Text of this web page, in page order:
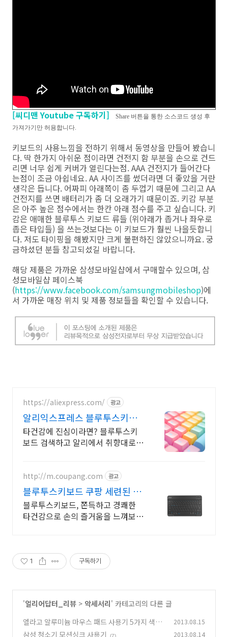
[씨디맨 Youtube 구독하기]
Share 버튼을 통한 소스코드 생성 후
가져가기만 허용합니다.
키보드의 사용느낌을 전하기 위해서 동영상을 만들어 봤습니
다. 딱 한가지 아쉬운 점이라면 건전지 함 부분을 손으로 건드
리면 너무 쉽게 커버가 열린다는점. AAA 건전지가 들어간다
는점이 조금 아쉽네요. AA 사이즈를 썼더라면 더 좋았을 거란
생각은 듭니다. 어짜피 아래쪽이 좀 두껍기 때문에 그리고 AA
건전지를 쓰면 배터리가 좀 더 오래가기 때문이죠. 키감 부분
은 아주 높은 점수에서는 한칸 아래 점수를 주고 싶습니다. 키
감은 애매한 블루투스 키보드 류들 (위아래가 좁거나 좌우로
좁은 타입들) 을 쓰는것보다는 이 키보드가 훨씬 나을듯합니
다. 저도 타이핑을 해봤지만 크게 불편하진 않았으니까요. 궁
금하셨던 분들 참고되셨길 바랍니다.
해당 제품은 가까운 삼성모바일샵에서 구매할수 있으며, 삼
성모바일샵 페이스북
(https://www.facebook.com/samsungmobileshop)에
서 가까운 매장 위치 및 제품 정보들을 확인할 수 있습니다.
https://aliexpress.com/ 광고
알리익스프레스 블루투스키보
드 내 맘에 쏙드는 오늘의 특가
타건감에 진심이라면? 블루투스키
보드 검색하고 알리에서 취향대로
http://m.coupang.com 광고
블루투스키보드 쿠팡 세련된 디
자인 편의성까지
블루투스키보드, 쫀득하고 경쾌한
타건감으로 손의 즐거움을 느껴보세
1 구독하기
'얼리어답터_리뷰 > 악세서리' 카테고리의 다른 글
엘라고 알루미늄 마우스 패드 사용기 5가지 색상
(3)
2013.08.15
삼성 청소기 모션싱크 사용기 (7) 2013.08.14